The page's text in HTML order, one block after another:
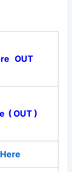
OUT
( OUT )